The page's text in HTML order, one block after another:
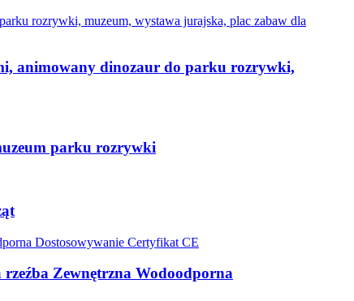
animowany dinozaur do parku rozrywki,
parku rozrywki
Zewnętrzna Wodoodporna